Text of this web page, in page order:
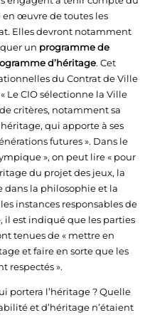
œuvre de toutes les
Elles devront notamment
un programme de
d’héritage. Cet
du Contrat de Ville
Le CIO sélectionne la Ville
critères, notamment sa
qui apporte à ses
futures ». Dans le
», on peut lire « pour
du projet des jeux, la
la philosophie et la
instances responsables de
il est indiqué que les parties
tenues de « mettre en
et faire en sorte que les
respectés ».
portera l’héritage ? Quelle
et d’héritage n’étaient